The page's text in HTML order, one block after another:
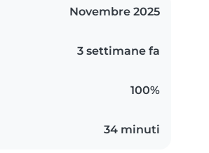
Novembre 2025
3 settimane fa
100%
34 minuti